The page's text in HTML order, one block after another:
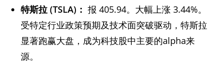
特斯拉 (TSLA)： 报 405.94。大幅上涨 3.44%。
受特定行业政策预期及技术面突破驱动，特斯拉
显著跑赢大盘，成为科技股中主要的alpha来
源。